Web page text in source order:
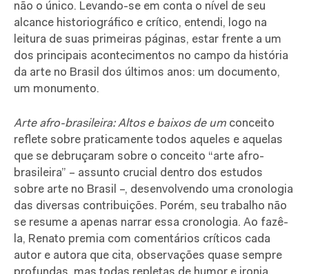
não o único. Levando-se em conta o nível de seu
alcance historiográfico e crítico, entendi, logo na
leitura de suas primeiras páginas, estar frente a um
dos principais acontecimentos no campo da história
da arte no Brasil dos últimos anos: um documento,
um monumento.
Arte afro-brasileira: Altos e baixos de um conceito
reflete sobre praticamente todos aqueles e aquelas
que se debruçaram sobre o conceito “arte afro-
brasileira” – assunto crucial dentro dos estudos
sobre arte no Brasil –, desenvolvendo uma cronologia
das diversas contribuições. Porém, seu trabalho não
se resume a apenas narrar essa cronologia. Ao fazê-
la, Renato premia com comentários críticos cada
autor e autora que cita, observações quase sempre